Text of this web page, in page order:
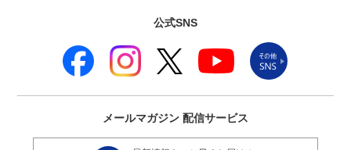
公式SNS
メールマガジン 配信サービス